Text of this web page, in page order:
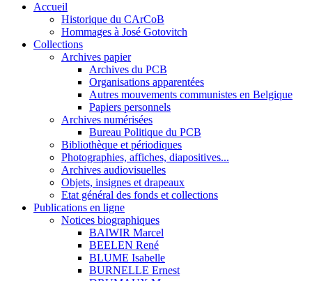
Accueil
Historique du CArCoB
Hommages à José Gotovitch
Collections
Archives papier
Archives du PCB
Organisations apparentées
Autres mouvements communistes en Belgique
Papiers personnels
Archives numérisées
Bureau Politique du PCB
Bibliothèque et périodiques
Photographies, affiches, diapositives...
Archives audiovisuelles
Objets, insignes et drapeaux
Etat général des fonds et collections
Publications en ligne
Notices biographiques
BAIWIR Marcel
BEELEN René
BLUME Isabelle
BURNELLE Ernest